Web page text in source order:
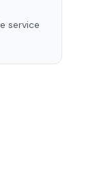
service